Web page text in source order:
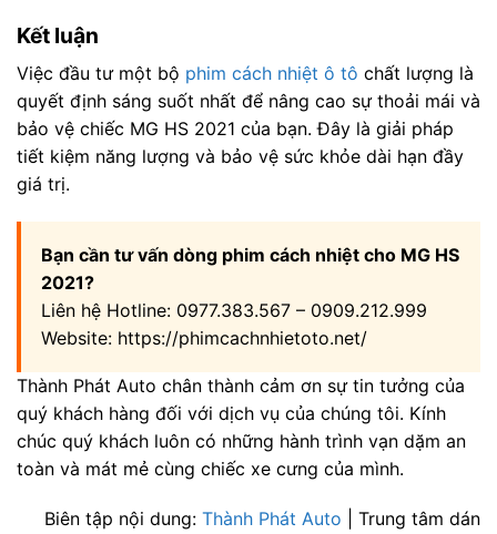
Kết luận
Việc đầu tư một bộ phim cách nhiệt ô tô chất lượng là
quyết định sáng suốt nhất để nâng cao sự thoải mái và
bảo vệ chiếc MG HS 2021 của bạn. Đây là giải pháp
tiết kiệm năng lượng và bảo vệ sức khỏe dài hạn đầy
giá trị.
Bạn cần tư vấn dòng phim cách nhiệt cho MG HS
2021?
Liên hệ Hotline: 0977.383.567 – 0909.212.999
Website: https://phimcachnhietoto.net/
Thành Phát Auto chân thành cảm ơn sự tin tưởng của
quý khách hàng đối với dịch vụ của chúng tôi. Kính
chúc quý khách luôn có những hành trình vạn dặm an
toàn và mát mẻ cùng chiếc xe cưng của mình.
Biên tập nội dung: Thành Phát Auto | Trung tâm dán